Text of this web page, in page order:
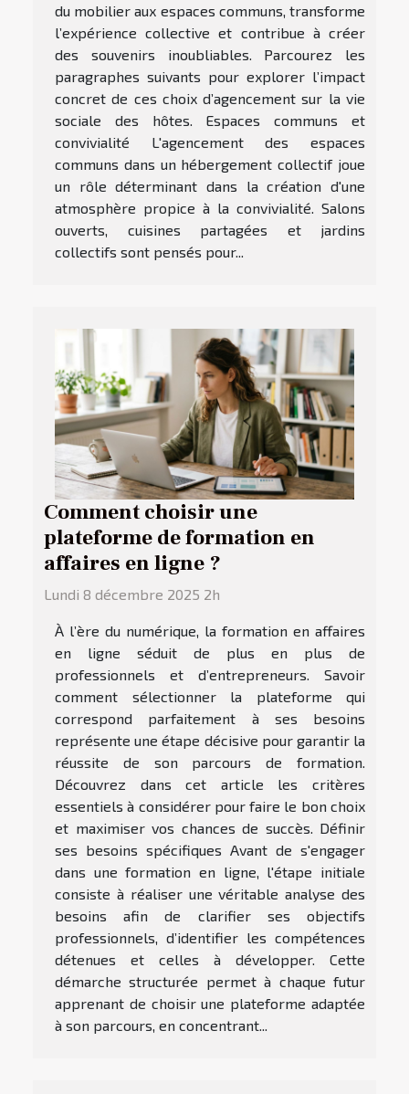
du mobilier aux espaces communs, transforme
l’expérience collective et contribue à créer
des souvenirs inoubliables. Parcourez les
paragraphes suivants pour explorer l’impact
concret de ces choix d’agencement sur la vie
sociale des hôtes. Espaces communs et
convivialité L'agencement des espaces
communs dans un hébergement collectif joue
un rôle déterminant dans la création d'une
atmosphère propice à la convivialité. Salons
ouverts, cuisines partagées et jardins
collectifs sont pensés pour...
Comment choisir une
plateforme de formation en
affaires en ligne ?
Lundi 8 décembre 2025 2h
À l’ère du numérique, la formation en affaires
en ligne séduit de plus en plus de
professionnels et d’entrepreneurs. Savoir
comment sélectionner la plateforme qui
correspond parfaitement à ses besoins
représente une étape décisive pour garantir la
réussite de son parcours de formation.
Découvrez dans cet article les critères
essentiels à considérer pour faire le bon choix
et maximiser vos chances de succès. Définir
ses besoins spécifiques Avant de s'engager
dans une formation en ligne, l'étape initiale
consiste à réaliser une véritable analyse des
besoins afin de clarifier ses objectifs
professionnels, d’identifier les compétences
détenues et celles à développer. Cette
démarche structurée permet à chaque futur
apprenant de choisir une plateforme adaptée
à son parcours, en concentrant...